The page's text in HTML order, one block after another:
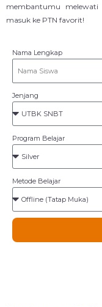
membantumu melewati
masuk ke PTN favorit!
Nama Lengkap
Jenjang
Program Belajar
Metode Belajar